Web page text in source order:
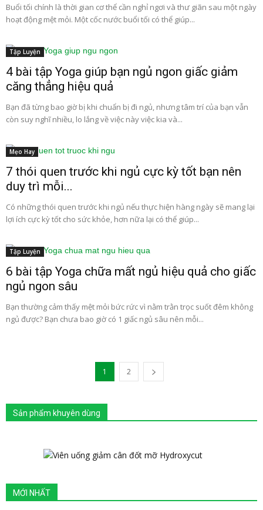
Buổi tối chính là thời gian cơ thể cần nghỉ ngơi và thư giãn sau một ngày
hoạt động mệt mỏi. Một cốc nước buổi tối có thể giúp...
Tập Luyện
4 bài tập Yoga giúp bạn ngủ ngon giấc giảm
căng thẳng hiệu quả
Bạn đã từng bao giờ bị khi chuẩn bị đi ngủ, nhưng tâm trí của bạn vẫn
còn suy nghĩ nhiều, lo lắng về việc này việc kia và...
Mẹo Hay
7 thói quen trước khi ngủ cực kỳ tốt bạn nên
duy trì mỗi...
Có những thói quen trước khi ngủ nếu thực hiện hàng ngày sẽ mang lại
lợi ích cực kỳ tốt cho sức khỏe, hơn nữa lại có thể giúp...
Tập Luyện
6 bài tập Yoga chữa mất ngủ hiệu quả cho giấc
ngủ ngon sâu
Bạn thường cảm thấy mệt mỏi bức rức vì nằm trằn trọc suốt đêm không
ngủ được? Bạn chưa bao giờ có 1 giấc ngủ sâu nên mỗi...
1 2
Sản phẩm khuyên dùng
MỚI NHẤT